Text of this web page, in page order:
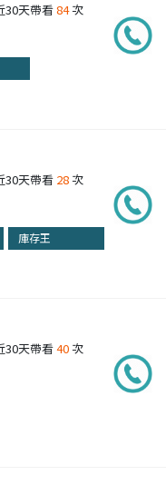
30天帶看84次
30天帶看 28次
庫存王
30天帶看40次